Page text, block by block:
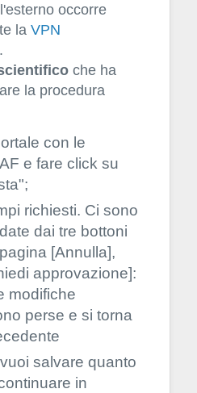
occorre
la VPN
che ha
la procedura
con le
e fare click su
richiesti. Ci sono
dai tre bottoni
[Annulla],
approvazione]:
modifiche
perse e si torna
salvare quanto
in